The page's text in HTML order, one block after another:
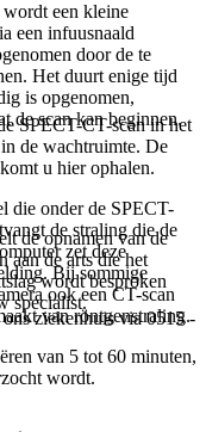
een kleine
een infuusnaald
door de te
Het duurt enige tijd
is opgenomen,
de scan kan beginnen.
SPECT-CT-scan in het
in de wachtruimte. De
u hier ophalen.
die onder de SPECT-
de straling die de
zet deze
Bij sommige
ook een CT-scan
van röntgenstraling.
van 5 tot 60 minuten,
wordt.
de opnamen van de
aan de arts die het
wordt besproken
specialist.
ziekenhuis via 0515 -